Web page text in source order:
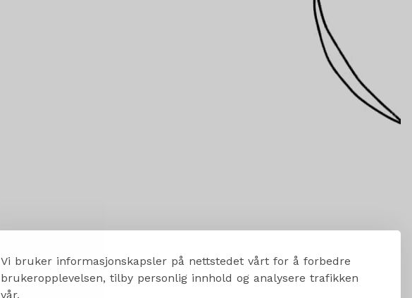
Vi bruker informasjonskapsler på nettstedet vårt for å forbedre
brukeropplevelsen, tilby personlig innhold og analysere trafikken
vår.